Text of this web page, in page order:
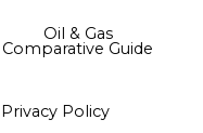
Oil & Gas
Comparative Guide
Privacy Policy